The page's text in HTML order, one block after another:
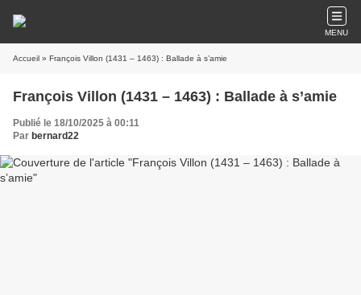
MENU
Accueil » François Villon (1431 – 1463) : Ballade à s’amie
François Villon (1431 – 1463) : Ballade à s’amie
Publié le 18/10/2025 à 00:11
Par bernard22